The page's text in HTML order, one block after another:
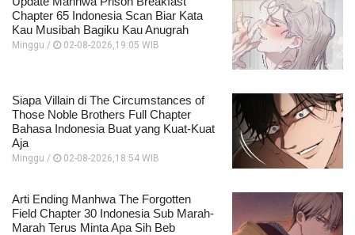
Chapter 65 Indonesia Scan Biar Kata
Kau Musibah Bagiku Kau Anugrah
Minggu / 02-08-2026,19:05 WIB
Siapa Villain di The Circumstances of
Those Noble Brothers Full Chapter
Bahasa Indonesia Buat yang Kuat-Kuat
Aja
Minggu / 02-08-2026,18:54 WIB
Arti Ending Manhwa The Forgotten
Field Chapter 30 Indonesia Sub Marah-
Marah Terus Minta Apa Sih Beb